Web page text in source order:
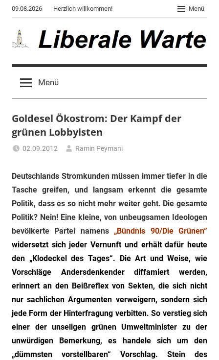
Zum
Inhalt
springen
09.08.2026 Herzlich willkommen! Menü
Liberale
Warte
des
"Corona,
Klima,
Gendergaga",
"2020",
"Chronik
des
Untergangs",
Grauen"
und
"Spukschloss
Deutschland"
Menü
Goldesel Ökostrom: Der Kampf der
grünen Lobbyisten
02.09.2012
Ramin Peymani
Deutschlands Stromkunden müssen immer tiefer in die
Tasche greifen, und langsam erkennt die gesamte
Politik, dass es so nicht mehr weiter geht. Die gesamte
Politik? Nein! Eine kleine, von unbeugsamen Ideologen
bevölkerte Partei namens „Bündnis 90/Die Grünen“
widersetzt sich jeder Vernunft und erhält dafür heute
den „Klodeckel des Tages“. Die Art und Weise, wie
Vorschläge Andersdenkender diffamiert werden,
erinnert an den Beißreflex von Sekten, die sich nicht
nur sachlichen Argumenten verweigern, sondern sich
jede Form der Hinterfragung verbitten. So verstieg sich
einer der unseligen grünen Umweltminister zu der
unwürdigen Bemerkung, es handele sich um den
„dümmsten vorstellbaren“ Vorschlag. Stein des